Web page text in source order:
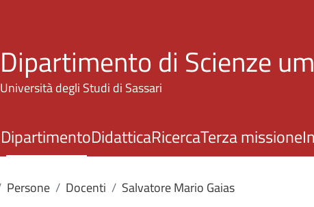
Dipartimento di Scienze
Università degli Studi di Sassari
DipartimentoDidatticaRicercaTerza missione
Persone Docenti Salvatore Mario Gaias